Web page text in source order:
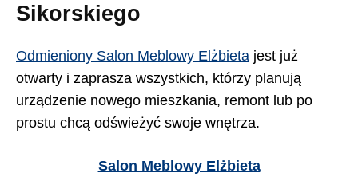
Sikorskiego
Odmieniony Salon Meblowy Elżbieta jest już
otwarty i zaprasza wszystkich, którzy planują
urządzenie nowego mieszkania, remont lub po
prostu chcą odświeżyć swoje wnętrza.
Salon Meblowy Elżbieta